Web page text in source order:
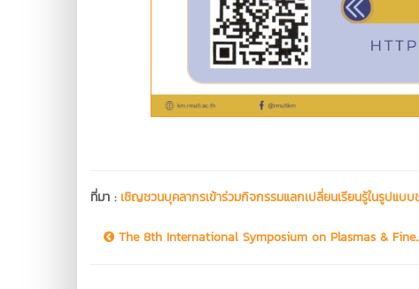
ที่มา : เชิญชวนบุคลากรเข้าร่วมกิจกรรมแลกเปลี่ยนเรียนรู้ในรูปแ
The 8th International Symposium on Plasmas &